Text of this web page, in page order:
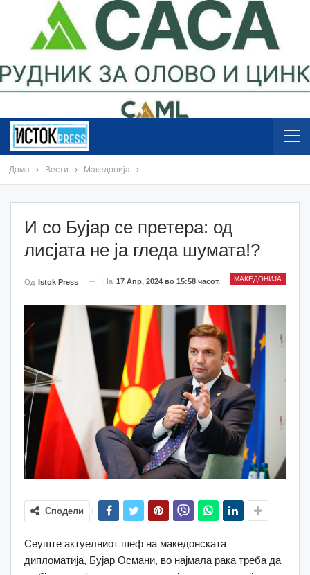
Дома Вести Македонија
И со Бујар се претера: од
лисјата не ја гледа шумата!?
МАКЕДОНИЈА
Од Istok Press На 17 Апр, 2024 во 15:58 часот.
Сподели
Сеуште актуелниот шеф на македонската
дипломатија, Бујар Османи, во најмала рака треба да